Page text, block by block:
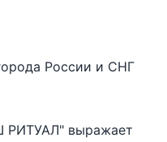
России и СНГ
РИТУАЛ" выражает